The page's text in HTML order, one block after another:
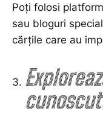
Poți folosi
sau bloguri
cărțile care au